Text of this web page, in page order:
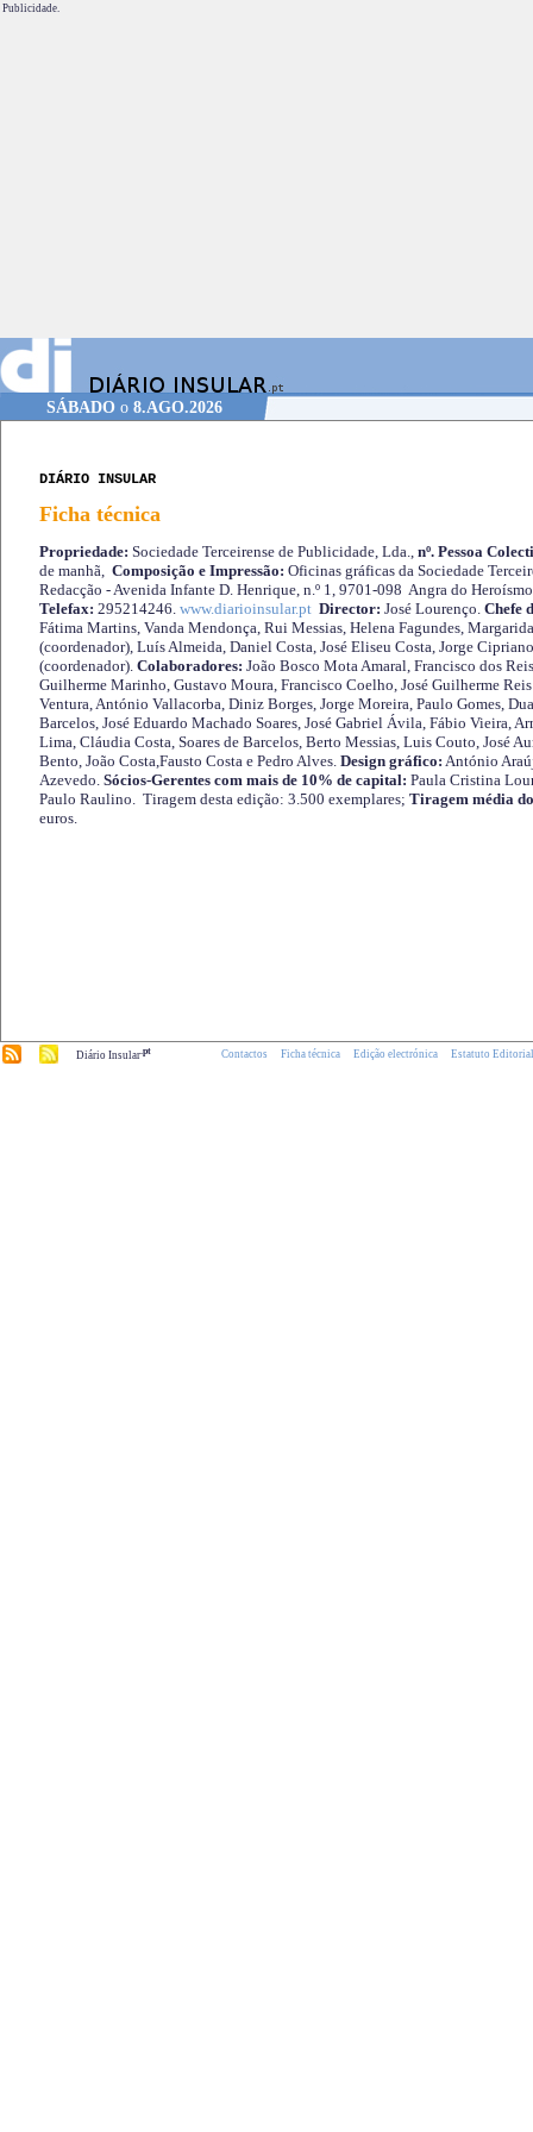
Publicidade.
SÁBADOo 8.AGO.2026
DIÁRIO INSULAR
Ficha técnica
Propriedade: Sociedade Terceirense de Publicidade, Lda., nº. Pessoa
de manhã, Composição e Impressão: Oficinas gráficas da Sociedade
Redacção - Avenida Infante D. Henrique, n.º 1, 9701-098 Angra do
Telefax: 295214246. www.diarioinsular.pt Director: José Lourenço. Chefe
Fátima Martins, Vanda Mendonça, Rui Messias, Helena Fagundes,
(coordenador), Luís Almeida, Daniel Costa, José Eliseu Costa, Jorge
(coordenador). Colaboradores: João Bosco Mota Amaral, Francisco dos
Guilherme Marinho, Gustavo Moura, Francisco Coelho, José Guilherme
Ventura, António Vallacorba, Diniz Borges, Jorge Moreira, Paulo Gomes,
Barcelos, José Eduardo Machado Soares, José Gabriel Ávila, Fábio Vieira,
Lima, Cláudia Costa, Soares de Barcelos, Berto Messias, Luis Couto, José
Bento, João Costa,Fausto Costa e Pedro Alves. Design gráfico: António
Azevedo. Sócios-Gerentes com mais de 10% de capital: Paula Cristina
Paulo Raulino. Tiragem desta edição: 3.500 exemplares; Tiragem média
euros.
Diário Insular.pt Contactos Ficha técnica Edição electrónica Estatuto Editorial